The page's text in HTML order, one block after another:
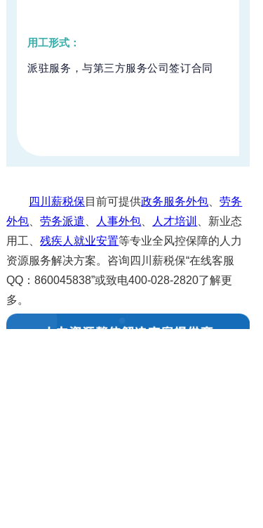
用工形式：
派驻服务，与第三方服务公司签订合同
四川薪税保 目前可提供政务服务外包 、劳务
外包 、劳务派遣 人事外包 人才培训
、新业态
用工、残疾人就业安置等专业全风控保障的人力
资源服务解决方案。咨询四川薪税保“在线客服
QQ：860045838”或致电400-028-2820了解更
多。